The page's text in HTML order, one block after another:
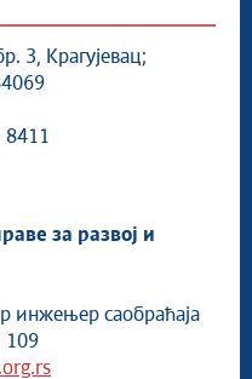
изградњу и
заједничке послове
и комуналну милицију
3, Крагујевац;
8411
за развој и
инжењер саобраћаја
109